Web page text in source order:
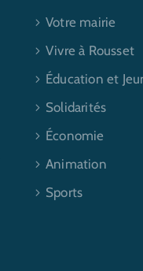
Votre mairie
Vivre à Rousset
Éducation et
Solidarités
Économie
Animation
Sports